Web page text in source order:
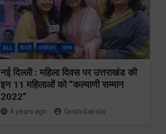
ALL दिल्ली मनोरंजन राज्य
नई दिल्ली : महिला दिवस पर उत्तराखंड की
इन 11 महिलाओं को “कल्याणी सम्मान
2022”
4 years ago Girish Gairola
तकनीकी शिक्षा
विभाग प्रदेशभर में
रोजगार मेले